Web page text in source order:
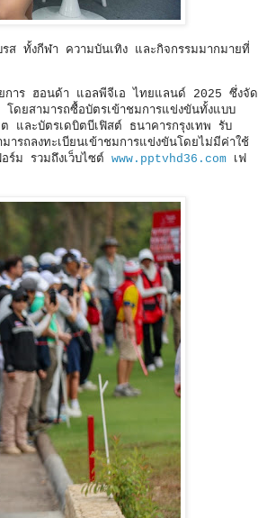
ส ทั้งกีฬา ความบันเทิง และกิจกรรมมากมายที่
การ ฮอนด้า แอลพีจีเอ ไทยแลนด์ 2025 ซึ่งจัด
สามารถซื้อบัตรเข้าชมการแข่งขันทั้งแบบ
ละบัตรเดบิตบีเฟิสต์ ธนาคารกรุงเทพ รับ
ถลงทะเบียนเข้าชมการแข่งขันโดยไม่มีค่าใช้
ร์ม รวมถึงเว็บไซต์ www.pptvhd36.com เฟ